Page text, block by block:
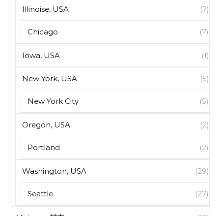
Illinoise, USA (7)
Chicago (7)
Iowa, USA (1)
New York, USA (5)
New York City (5)
Oregon, USA (2)
Portland (2)
Washington, USA (29)
Seattle (27)